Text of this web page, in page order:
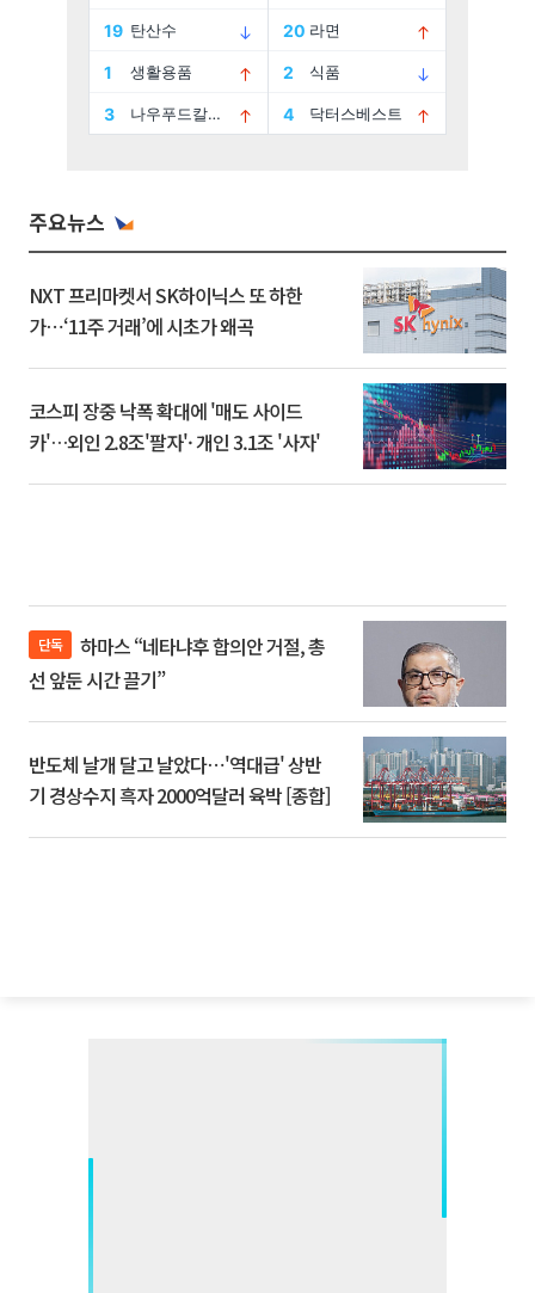
주요뉴스
NXT 프리마켓서 SK하이닉스 또 하한
가⋯‘11주 거래’에 시초가 왜곡
코스피 장중 낙폭 확대에 '매도 사이드
카'…외인 2.8조'팔자'· 개인 3.1조 '사자'
단독
선 앞둔 시간 끌기”
반도체 날개 달고 날았다⋯'역대급' 상반
기 경상수지 흑자 2000억달러 육박 [종합]